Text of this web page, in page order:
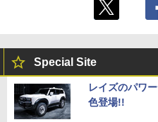
Special Site
レイズのパワ
色登場!!